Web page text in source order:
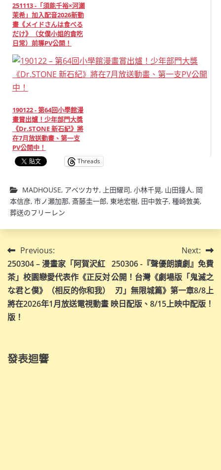
251113 -「須能千裕×河瀬
茉希」加入配音2026新動
畫《メイドさんは食べる
だけ》（女僕小姐的貪吃
日常）前導PV公開！
190122 - 第64回小學館漫
畫賞出爐！少年部門大獎
《Dr.STONE 新石紀》將
在7月放送動畫、第一支
PV公開中！
Threads
MADHOUSE, アベツカサ, 上田耀司, 小林千晃, 山田鐘人, 岡
本信彦, 市ノ瀬加那, 斎藤圭一郎, 東地宏樹, 田中敦子, 種崎敦美,
葬送のフリーレン
文
章
導
覽
Previous:
250304 – 漫畫家「阿賀沢紅
茶」校園戀愛代表作《正反対
な君と僕》（相反的你和我）
將在2026年1月放送電視動畫
版！
Next:
250306 -『聲優朗讀劇』免費
公開！台灣《劇場版「鬼滅之
刃」無限城篇》第一章8/8上
映日配版、8/15上映中配版！
發表迴響